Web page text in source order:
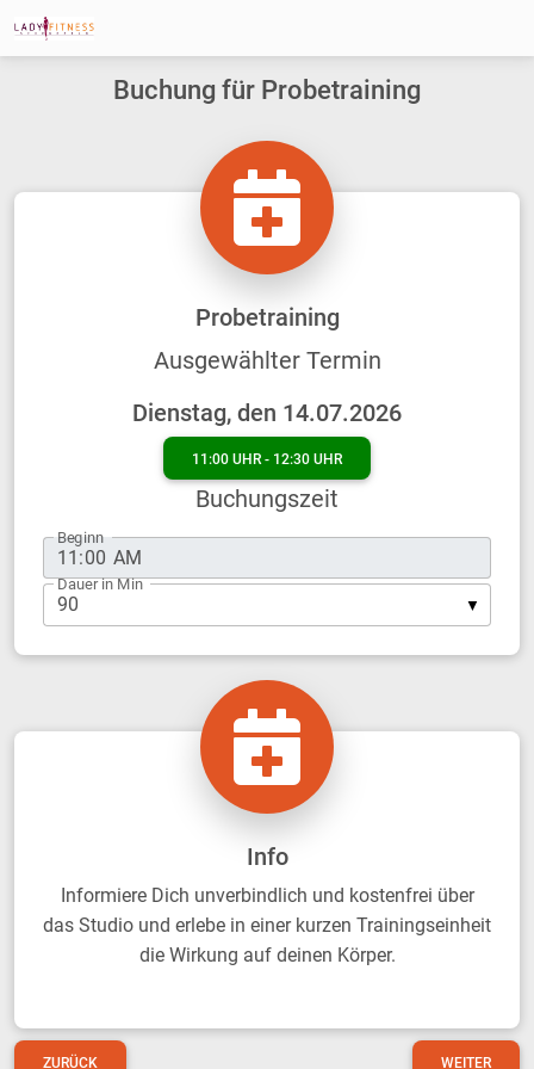
Buchung für Probetraining
Probetraining
Ausgewählter Termin
Dienstag, den 14.07.2026
11:00 UHR - 12:30 UHR
Buchungszeit
Beginn
Dauer in Min
Info
Informiere Dich unverbindlich und kostenfrei über
das Studio und erlebe in einer kurzen Trainingseinheit
die Wirkung auf deinen Körper.
ZURÜCK WEITER